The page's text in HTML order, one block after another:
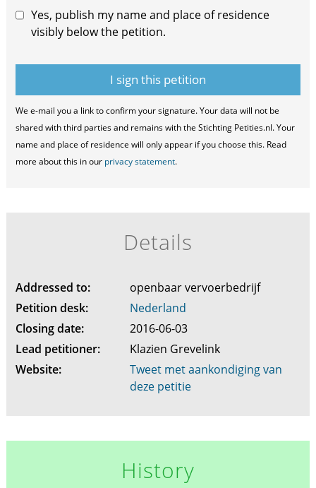
Yes, publish my name and place of residence
visibly below the petition.
We e-mail you a link to confirm your signature. Your data will not be
shared with third parties and remains with the Stichting Petities.nl. Your
name and place of residence will only appear if you choose this. Read
more about this in our privacy statement.
Details
Addressed to:
openbaar vervoerbedrijf
Petition desk:
Nederland
Closing date:
2016-06-03
Lead petitioner:
Klazien Grevelink
Website:
Tweet met aankondiging van
deze petitie
History